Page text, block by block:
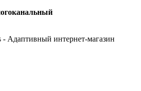
Адаптивный интернет-магазин